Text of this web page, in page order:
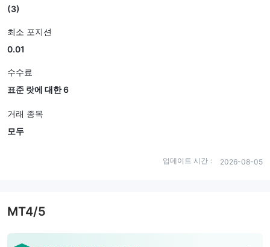
(3)
최소 포지션
0.01
수수료
표준 랏에 대한 6
거래 종목
모두
업데이트 시간： 2026-08-05
MT4/5